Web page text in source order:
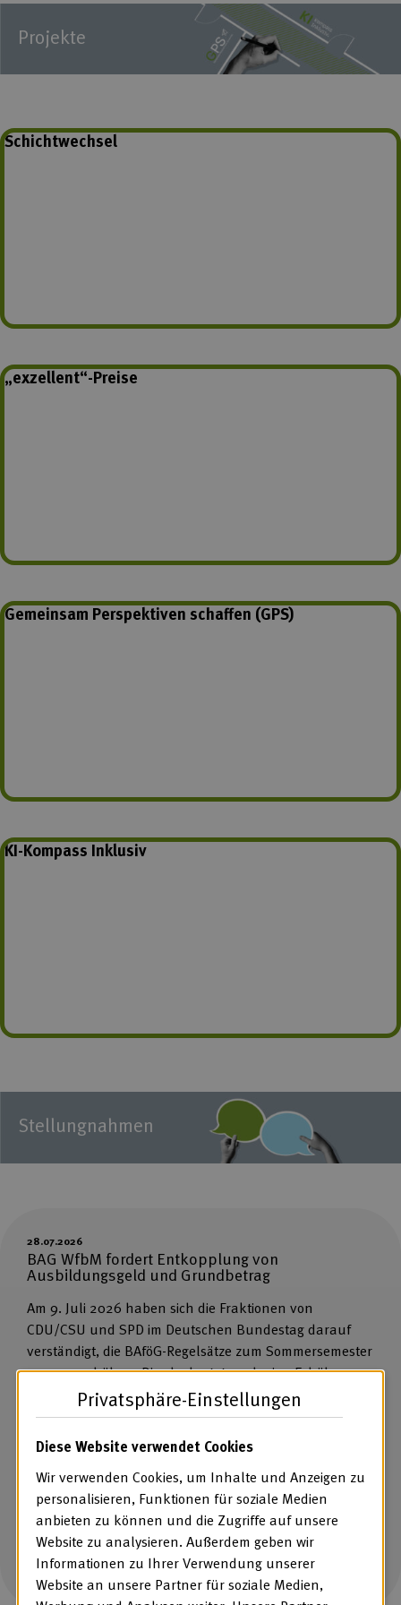
Projekte
Schichtwechsel
„exzellent“-Preise
Gemeinsam Perspektiven schaffen (GPS)
KI-Kompass Inklusiv
Stellungnahmen
28.07.2026
BAG WfbM fordert Entkopplung von
Ausbildungsgeld und Grundbetrag
Am 9. Juli 2026 haben sich die Fraktionen von
CDU/CSU und SPD im Deutschen Bundestag darauf
verständigt, die BAföG-Regelsätze zum Sommersemester
2027 zu erhöhen. Dies bedeutet auch eine Erhöhung
des Ausbildungsgeldes im Berufsbildungsbereich von
Werkstätten und anderen Leistungsanbietern sowie
eine automatische Anhebung des Grundbetrages, der
Bestandteil des Entgeltes von Beschäftigten im
Arbeitsbereich ist. Die BAG […]
Mehr Informationen
Privatsphäre-Einstellungen
Diese Website verwendet Cookies
Wir verwenden Cookies, um Inhalte und Anzeigen zu
personalisieren, Funktionen für soziale Medien
anbieten zu können und die Zugriffe auf unsere
Website zu analysieren. Außerdem geben wir
Informationen zu Ihrer Verwendung unserer
Website an unsere Partner für soziale Medien,